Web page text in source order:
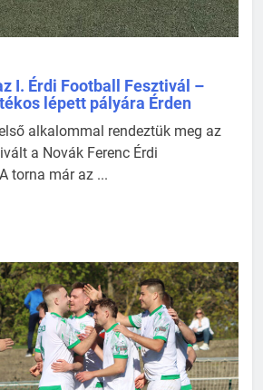
I. Érdi Football Fesztivál –
lépett pályára Érden
alkalommal rendeztük meg az
a Novák Ferenc Érdi
torna már az ...